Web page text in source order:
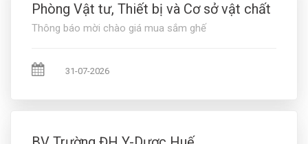
Phòng Vật tư, Thiết bị và Cơ sở vật chất
Thông báo mời chào giá mua sắm ghế
31-07-2026